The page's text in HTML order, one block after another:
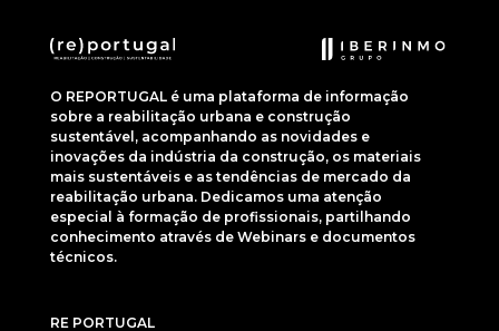
O REPORTUGAL é uma plataforma de informação
sobre a reabilitação urbana e construção
sustentável, acompanhando as novidades e
inovações da indústria da construção, os materiais
mais sustentáveis e as tendências de mercado da
reabilitação urbana. Dedicamos uma atenção
especial à formação de profissionais, partilhando
conhecimento através de Webinars e documentos
técnicos.
RE PORTUGAL